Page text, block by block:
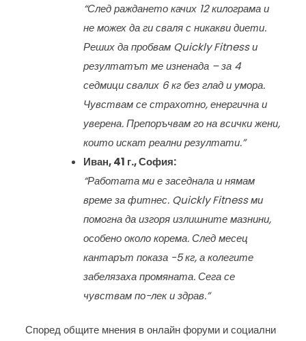
“След раждането качих 12 килограма и
не можех да ги сваля с никакви диети.
Реших да пробвам Quickly Fitness и
резултатът ме изненада – за 4
седмици свалих 6 кг без глад и умора.
Чувствам се страхотно, енергична и
уверена. Препоръчвам го на всички жени,
които искат реални резултати.”
Иван, 41 г., София:
“Работата ми е заседнала и нямам
време за фитнес. Quickly Fitness ми
помогна да изгоря излишните мазнини,
особено около корема. След месец
кантарът показа -5 кг, а колегите
забелязаха промяната. Сега се
чувствам по-лек и здрав.”
Според общите мнения в онлайн форуми и социални